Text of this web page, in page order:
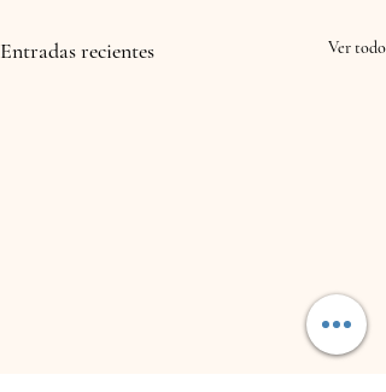
Entradas recientes Ver todo